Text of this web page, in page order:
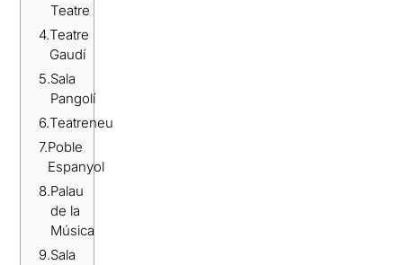
Teatre
4.Teatre
Gaudí
5.Sala
Pangolí
6.Teatreneu
7.Poble
Espanyol
8.Palau
de la
Música
9.Sala